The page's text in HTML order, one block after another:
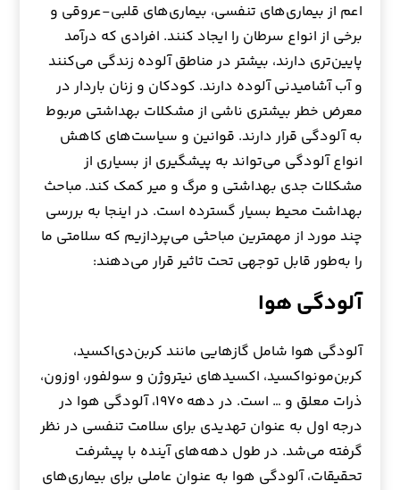
اعم از بیماری‌های تنفسی، بیماری‌های قلبی-عروقی و
برخی از انواع سرطان را ایجاد‌ کنند. افرادی که درآمد
پایین‌تری دارند، بیشتر در مناطق آلوده زندگی می‌کنند
و آب آشامیدنی آلوده دارند. کودکان و زنان باردار در
معرض خطر بیشتری ناشی از مشکلات بهداشتی مربوط
به آلودگی قرار دارند. قوانین و سیاست‌های کاهش
انواع آلودگی می‌تواند به پیشگیری از بسیاری از
مشکلات جدی بهداشتی و مرگ و میر کمک کند. مباحث
بهداشت محیط بسیار گسترده است. در اینجا به بررسی
چند مورد از مهمترین مباحثی می‌پردازیم که سلامتی ما
را به‌طور قابل‌ توجهی تحت تاثیر قرار می‌دهند:
آلودگی هوا
آلودگی‌ هوا شامل گازهایی مانند کربن‌دی‌اکسید،
کربن‌مونو‌اکسید، اکسیدهای نیتروژن و سولفور، اوزون،
ذرات معلق و … است. در دهه ۱۹۷۰، آلودگی هوا در
درجه اول به عنوان تهدیدی برای سلامت تنفسی در نظر
گرفته می‌شد. در طول دهه‌های آینده با پیشرفت
تحقیقات، آلودگی هوا به عنوان عاملی برای بیماری‌های